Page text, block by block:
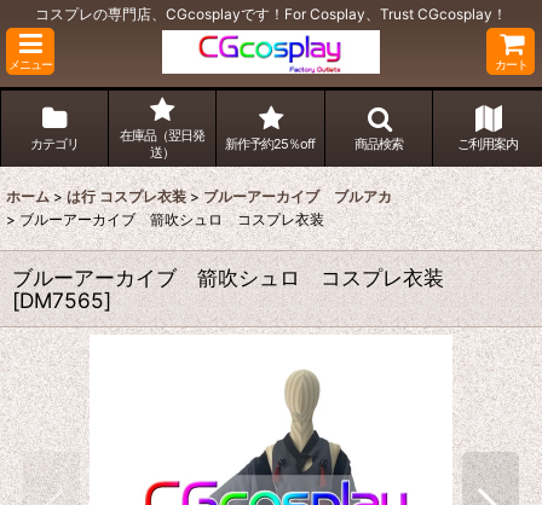
コスプレの専門店、CGcosplayです！For Cosplay、Trust CGcosplay！
メニュー カート
カテゴリ
在庫品（翌日発
送）
新作予約25％off 商品検索 ご利用案内
ホーム > は行 コスプレ衣装 > ブルーアーカイブ ブルアカ
> ブルーアーカイブ 箭吹シュロ コスプレ衣装
ブルーアーカイブ 箭吹シュロ コスプレ衣装
[DM7565]